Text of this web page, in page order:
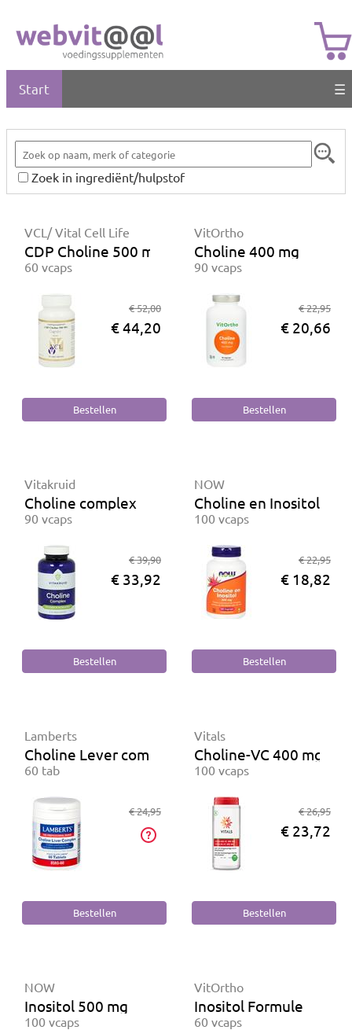
Start ☰
Zoek in ingrediënt/hulpstof
VCL/ Vital Cell Life
CDP Choline 500 mg
60 vcaps
€ 52,00
€ 44,20
VitOrtho
Choline 400 mg
90 vcaps
€ 22,95
€ 20,66
Vitakruid
Choline complex
90 vcaps
€ 39,90
€ 33,92
NOW
Choline en Inositol
100 vcaps
€ 22,95
€ 18,82
Lamberts
Choline Lever complex
60 tab
€ 24,95
Vitals
Choline-VC 400 mg
100 vcaps
€ 26,95
€ 23,72
NOW
Inositol 500 mg
100 vcaps
VitOrtho
Inositol Formule
60 vcaps